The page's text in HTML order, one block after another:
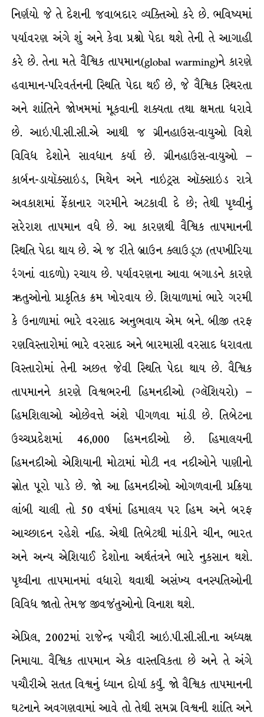
નિર્ણયો જે તે દેશની જવાબદાર વ્યક્તિઓ કરે છે. ભવિષ્યમાં
પર્યાવરણ અંગે શું અને કેવા પ્રશ્નો પેદા થશે તેની તે આગાહી
કરે છે. તેના મતે વૈશ્વિક તાપમાન(global warming)ને કારણે
હવામાન-પરિવર્તનની સ્થિતિ પેદા થઈ છે, જે વૈશ્વિક સ્થિરતા
અને શાંતિને જોખમમાં મૂકવાની શક્યતા તથા ક્ષમતા ધરાવે
છે. આઇ.પી.સી.સી.એ આથી જ ગ્રીનહાઉસ-વાયુઓ વિશે
વિવિધ દેશોને સાવધાન કર્યા છે. ગ્રીનહાઉસ-વાયુઓ –
કાર્બન-ડાયૉક્સાઇડ, મિથેન અને નાઇટ્રસ ઑક્સાઇડ રાત્રે
અવકાશમાં ફેંકાનાર ગરમીને અટકાવી દે છે; તેથી પૃથ્વીનું
સરેરાશ તાપમાન વધે છે. આ કારણથી વૈશ્વિક તાપમાનની
સ્થિતિ પેદા થાય છે. એ જ રીતે બ્રાઉન ક્લાઉડ્ઝ (તપખીરિયા
રંગનાં વાદળો) રચાય છે. પર્યાવરણના આવા બગાડને કારણે
ઋતુઓનો પ્રાકૃતિક ક્રમ ખોરવાય છે. શિયાળામાં ભારે ગરમી
કે ઉનાળામાં ભારે વરસાદ અનુભવાય એમ બને. બીજી તરફ
રણવિસ્તારોમાં ભારે વરસાદ અને બારમાસી વરસાદ ધરાવતા
વિસ્તારોમાં તેની અછત જેવી સ્થિતિ પેદા થાય છે. વૈશ્વિક
તાપમાનને કારણે વિશ્વભરની હિમનદીઓ (ગ્લૅશિયરો) –
હિમશિલાઓ ઓછેવત્તે અંશે પીગળવા માંડી છે. તિબેટના
ઉચ્ચપ્રદેશમાં 46,000 હિમનદીઓ છે. હિમાલયની
હિમનદીઓ એશિયાની મોટામાં મોટી નવ નદીઓને પાણીનો
સ્રોત પૂરો પાડે છે. જો આ હિમનદીઓ ઓગળવાની પ્રક્રિયા
લાંબી ચાલી તો 50 વર્ષમાં હિમાલય પર હિમ અને બરફ
આચ્છાદન રહેશે નહિ. એથી તિબેટથી માંડીને ચીન, ભારત
અને અન્ય એશિયાઈ દેશોના અર્થતંત્રને ભારે નુકસાન થશે.
પૃથ્વીના તાપમાનમાં વધારો થવાથી અસંખ્ય વનસ્પતિઓની
વિવિધ જાતો તેમજ જીવજંતુઓનો વિનાશ થશે.
એપ્રિલ, 2002માં રાજેન્દ્ર પચૌરી આઇ.પી.સી.સી.ના અધ્યક્ષ
નિમાયા. વૈશ્વિક તાપમાન એક વાસ્તવિકતા છે અને તે અંગે
પચૌરીએ સતત વિશ્વનું ધ્યાન દોર્યા કર્યું. જો વૈશ્વિક તાપમાનની
ઘટનાને અવગણવામાં આવે તો તેથી સમગ્ર વિશ્વની શાંતિ અને